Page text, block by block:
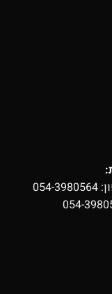
054-3980564
054-